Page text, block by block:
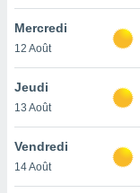
le
ainsi
un
la
du
Mercredi
12 Août
Jeudi
13 Août
Vendredi
14 Août